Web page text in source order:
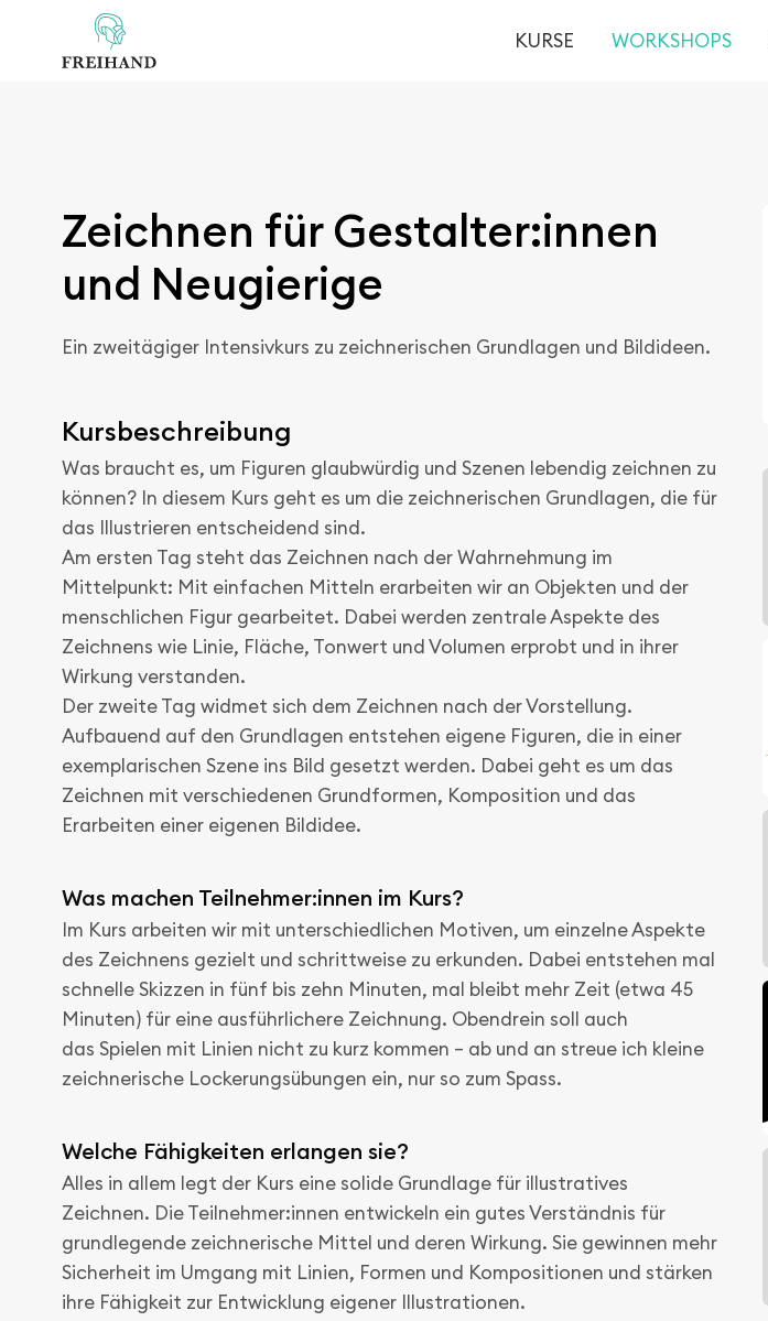
KURSE WORKSHOPS
Zeichnen für Gestalter:innen
und Neugierige
Ein zweitägiger Intensivkurs zu zeichnerischen Grundlagen und Bildideen.
Kursbeschreibung
Was braucht es, um Figuren glaubwürdig und Szenen lebendig zeichnen zu
können? In diesem Kurs geht es um die zeichnerischen Grundlagen, die für
das Illustrieren entscheidend sind.
Am ersten Tag steht das Zeichnen nach der Wahrnehmung im
Mittelpunkt: Mit einfachen Mitteln erarbeiten wir an Objekten und der
menschlichen Figur gearbeitet. Dabei werden zentrale Aspekte des
Zeichnens wie Linie, Fläche, Tonwert und Volumen erprobt und in ihrer
Wirkung verstanden.
Der zweite Tag widmet sich dem Zeichnen nach der Vorstellung.
Aufbauend auf den Grundlagen entstehen eigene Figuren, die in einer
exemplarischen Szene ins Bild gesetzt werden. Dabei geht es um das
Zeichnen mit verschiedenen Grundformen, Komposition und das
Erarbeiten einer eigenen Bildidee.
Was machen Teilnehmer:innen im Kurs?
Im Kurs arbeiten wir mit unterschiedlichen Motiven, um einzelne Aspekte
des Zeichnens gezielt und schrittweise zu erkunden. Dabei entstehen mal
schnelle Skizzen in fünf bis zehn Minuten, mal bleibt mehr Zeit (etwa 45
Minuten) für eine ausführlichere Zeichnung. Obendrein soll auch
das Spielen mit Linien nicht zu kurz kommen – ab und an streue ich kleine
zeichnerische Lockerungsübungen ein, nur so zum Spass.
Welche Fähigkeiten erlangen sie?
Alles in allem legt der Kurs eine solide Grundlage für illustratives
Zeichnen. Die Teilnehmer:innen entwickeln ein gutes Verständnis für
grundlegende zeichnerische Mittel und deren Wirkung. Sie gewinnen mehr
Sicherheit im Umgang mit Linien, Formen und Kompositionen und stärken
ihre Fähigkeit zur Entwicklung eigener Illustrationen.